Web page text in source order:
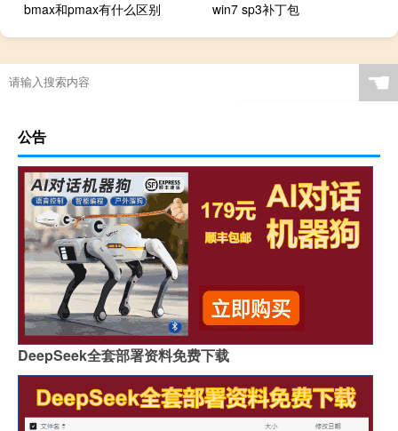
bmax和pmax有什么区别 win7 sp3补丁包
☚
公告
DeepSeek全套部署资料免费下载